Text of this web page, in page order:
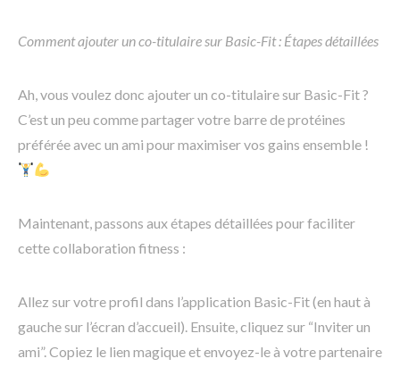
Comment ajouter un co-titulaire sur Basic-Fit : Étapes détaillées
Ah, vous voulez donc ajouter un co-titulaire sur Basic-Fit ?
C’est un peu comme partager votre barre de protéines
préférée avec un ami pour maximiser vos gains ensemble !
Maintenant, passons aux étapes détaillées pour faciliter
cette collaboration fitness :
Allez sur votre profil dans l’application Basic-Fit (en haut à
gauche sur l’écran d’accueil). Ensuite, cliquez sur “Inviter un
ami”. Copiez le lien magique et envoyez-le à votre partenaire